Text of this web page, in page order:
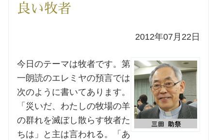
小池神父の講座
森田神父の講座
シスター中島の講座
良い牧者
2012年07月22日
今日のテーマは牧者です。第
一朗読のエレミヤの預言では
次のように書いてあります。
「災いだ、わたしの牧場の羊
の群れを滅ぼし散らす牧者た
ちは」と主は言われる。「あ